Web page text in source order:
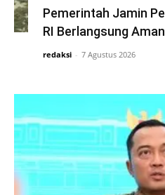
Pemerintah Jamin
RI Berlangsung
redaksi - 7 Agustus 2026